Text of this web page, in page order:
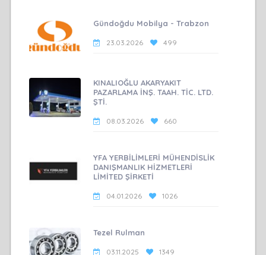
Gündoğdu Mobilya - Trabzon
23.03.2026 499
KINALIOĞLU AKARYAKIT
PAZARLAMA İNŞ. TAAH. TİC. LTD.
ŞTİ.
08.03.2026 660
YFA YERBİLİMLERİ MÜHENDİSLİK
DANIŞMANLIK HİZMETLERİ
LİMİTED ŞİRKETİ
04.01.2026 1026
Tezel Rulman
03.11.2025 1349